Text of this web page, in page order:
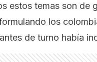
estos temas son de
los
de turno había